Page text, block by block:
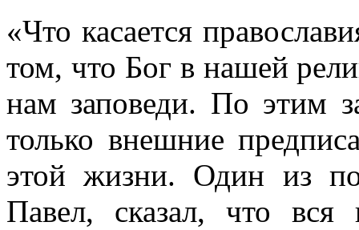
«Что касается
том, что Бог в нашей
нам заповеди. По этим
только внешние
этой жизни. Один из
Павел, сказал, что